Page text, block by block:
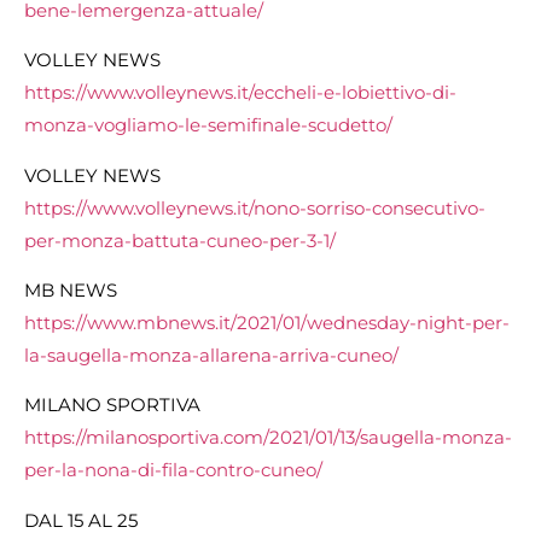
bene-lemergenza-attuale/
VOLLEY NEWS
https://www.volleynews.it/eccheli-e-lobiettivo-di-
monza-vogliamo-le-semifinale-scudetto/
VOLLEY NEWS
https://www.volleynews.it/nono-sorriso-consecutivo-
per-monza-battuta-cuneo-per-3-1/
MB NEWS
https://www.mbnews.it/2021/01/wednesday-night-per-
la-saugella-monza-allarena-arriva-cuneo/
MILANO SPORTIVA
https://milanosportiva.com/2021/01/13/saugella-monza-
per-la-nona-di-fila-contro-cuneo/
DAL 15 AL 25